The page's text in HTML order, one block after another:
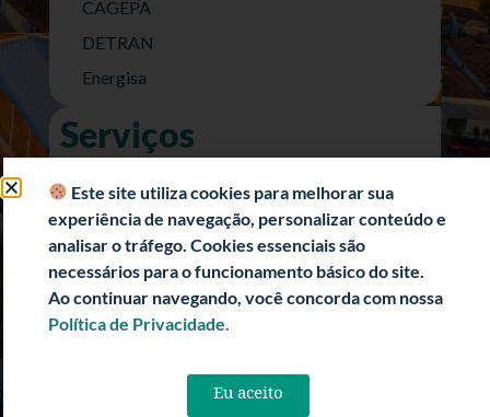
CAGEPA
DETRAN
Energisa
Serviços
e-SIC (Acesso a Informação)
Transparência Fiscal
História
Informações Turísticas
Este site utiliza cookies para melhorar sua
experiência de navegação, personalizar conteúdo e
analisar o tráfego. Cookies essenciais são
necessários para o funcionamento básico do site.
Ao continuar navegando, você concorda com nossa
Política de Privacidade.
Eu aceito